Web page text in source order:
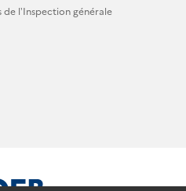
l’Inspection générale